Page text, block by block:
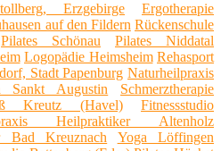
Erzgebirge
Ergotherapie
auf den Fildern Rückenschule
Pilates Schönau
Pilates Niddatal
Logopädie Heimsheim Rehasport
Stadt Papenburg Naturheilpraxis
Sankt Augustin
Schmerztherapie
Kreutz (Havel)
Fitnessstudio
Heilpraktiker Altenholz
Bad Kreuznach
Yoga Löffingen